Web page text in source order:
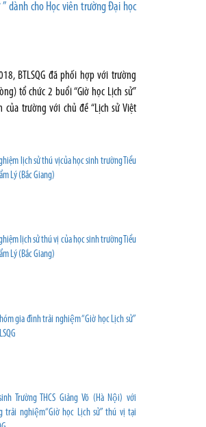
dành cho Học viên trường Đại học
BTLSQG đã phối hợp với trường
tổ chức 2 buổi “Giờ học Lịch sử”
trường với chủ đề “Lịch sử Việt
lịch sử thú vịcủa học sinh trường Tiểu
Lý (Bắc Giang)
lịch sử thú vị của học sinh trường Tiểu
Lý (Bắc Giang)
gia đình trải nghiệm “Giờ học Lịch sử”
Trường THCS Giảng Võ (Hà Nội) với
trải nghiệm“Giờ học Lịch sử” thú vị tại